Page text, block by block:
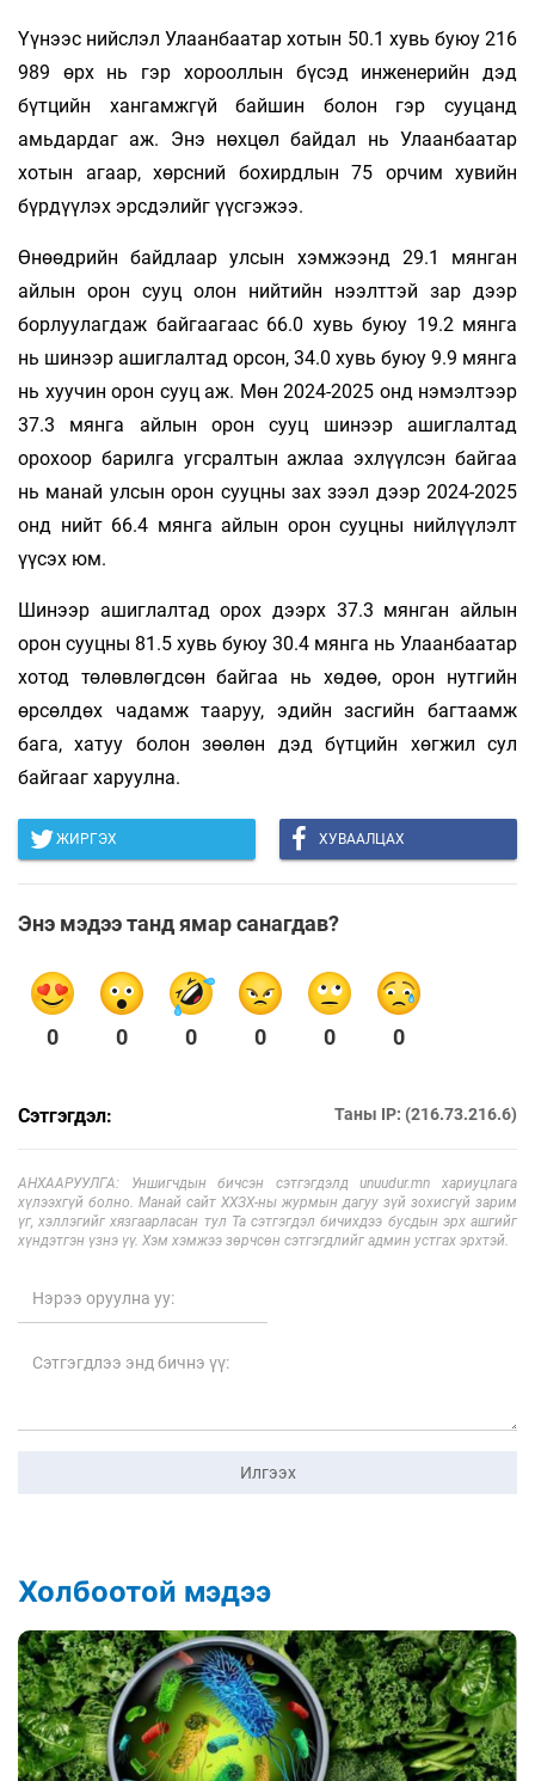
Үүнээс нийслэл Улаанбаатар хотын 50.1 хувь буюу 216
989 өрх нь гэр хорооллын бүсэд инженерийн дэд
бүтцийн хангамжгүй байшин болон гэр сууцанд
амьдардаг аж. Энэ нөхцөл байдал нь Улаанбаатар
хотын агаар, хөрсний бохирдлын 75 орчим хувийн
бүрдүүлэх эрсдэлийг үүсгэжээ.
Өнөөдрийн байдлаар улсын хэмжээнд 29.1 мянган
айлын орон сууц олон нийтийн нээлттэй зар дээр
борлуулагдаж байгаагаас 66.0 хувь буюу 19.2 мянга
нь шинээр ашиглалтад орсон, 34.0 хувь буюу 9.9 мянга
нь хуучин орон сууц аж. Мөн 2024-2025 онд нэмэлтээр
37.3 мянга айлын орон сууц шинээр ашиглалтад
орохоор барилга угсралтын ажлаа эхлүүлсэн байгаа
нь манай улсын орон сууцны зах зээл дээр 2024-2025
онд нийт 66.4 мянга айлын орон сууцны нийлүүлэлт
үүсэх юм.
Шинээр ашиглалтад орох дээрх 37.3 мянган айлын
орон сууцны 81.5 хувь буюу 30.4 мянга нь Улаанбаатар
хотод төлөвлөгдсөн байгаа нь хөдөө, орон нутгийн
өрсөлдөх чадамж тааруу, эдийн засгийн багтаамж
бага, хатуу болон зөөлөн дэд бүтцийн хөгжил сул
байгааг харуулна.
ЖИРГЭХ ХУВААЛЦАХ
Энэ мэдээ танд ямар санагдав?
0 0 0 0 0 0
Сэтгэгдэл: Таны IP: (216.73.216.6)
АНХААРУУЛГА: Уншигчдын бичсэн сэтгэгдэлд unuudur.mn хариуцлага
хүлээхгүй болно. Манай сайт ХХЗХ-ны журмын дагуу зүй зохисгүй зарим
үг, хэллэгийг хязгаарласан тул Та сэтгэгдэл бичихдээ бусдын эрх ашгийг
хүндэтгэн үзнэ үү. Хэм хэмжээ зөрчсөн сэтгэгдлийг админ устгах эрхтэй.
Илгээх
Холбоотой мэдээ